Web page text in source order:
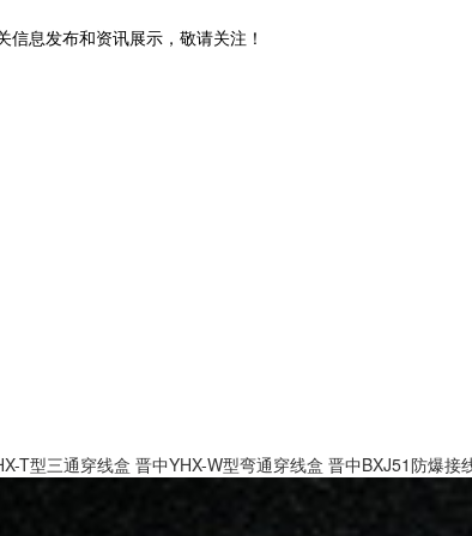
信息发布和资讯展示，敬请关注！
T型三通穿线盒 晋中YHX-W型弯通穿线盒 晋中BXJ51防爆接